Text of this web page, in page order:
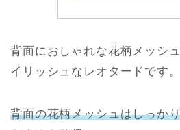
背面におしゃれな花柄メッシ
イリッシュなレオタードです。
背面の花柄メッシュはしっか